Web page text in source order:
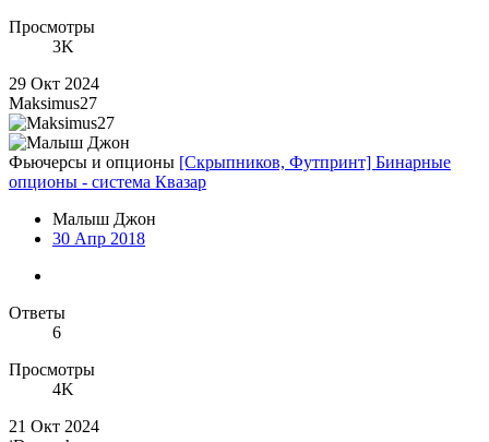
Просмотры
3K
29 Окт 2024
Maksimus27
Фьючерсы и опционы [Скрыпников, Футпринт] Бинарные
опционы - система Квазар
Малыш Джон
30 Апр 2018
Ответы
6
Просмотры
4K
21 Окт 2024